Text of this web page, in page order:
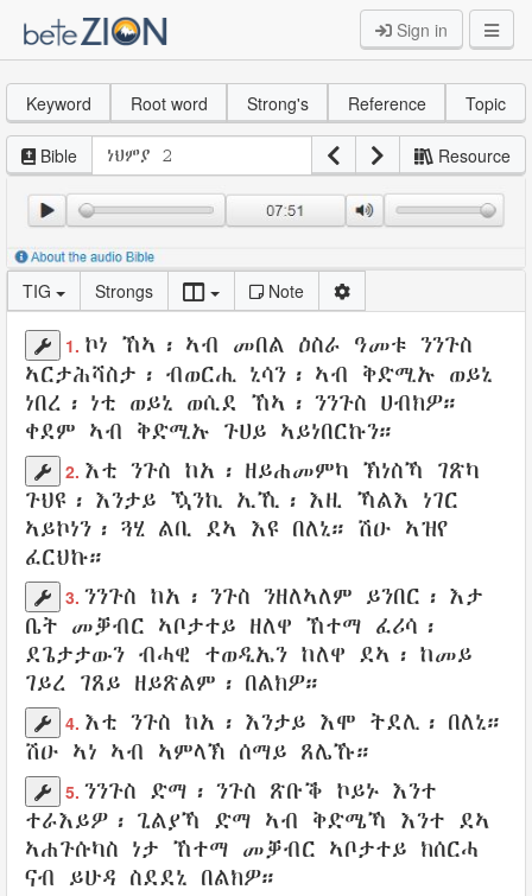
Sign in
Keyword Root word Strong's Reference Topic
Bible Resource
TIG Strongs Note
1. ኮነ ኸኣ፡ ኣብ መበል ዕስራ ዓመቱ ንንጉስ
ኣርታሕሻስታ ፡ ብወርሒ ኒሳን ፡ ኣብ ቅድሚኡ ወይኒ
ነበረ፡ ነቲ ወይኒ ወሲደ ኸኣ፡ ንንጉስ ሀብክዎ።
ቀደም ኣብ ቅድሚኡ ጉሀይ ኣይነበርኩን።
2. እቲ ንጉስ ከአ ፡ ዘይሐመምካ ኽነስኻ ገጽካ
ጉህዩ ፡ እንታይ ዃንኪ ኢኺ፡ እዚ ኻልእ ነገር
ኣይኮነን፡ ጓሂ ልቢ ደኣ እዩ በለኒ። ሽዑ ኣዝየ
ፈርህኩ።
3. ንንጉስ ከአ ፡ ንጉስ ንዘለኣለም ይንበር ፡ እታ
ቤት መቓብር ኣቦታተይ ዘለዋ ኸተማ ፈሪሳ ፡
ደጌታታውን ብሓዊ ተወዲኤን ከለዋ ደኣ፡ ከመይ
ገይረ ገጸይ ዘይጽልም ፡ በልክዎ።
4. እቲ ንጉስ ከአ ፡ እንታይ እሞ ትደሊ ፡ በለኒ።
ሽዑ ኣነ ኣብ ኣምላኽ ሰማይ ጸሌኹ።
5. ንንጉስ ድማ ፡ ንጉስ ጽቡቕ ኮይኑ እንተ
ተራእይዎ፡ ጊልያኻ ድማ ኣብ ቅድሜኻ እንተ ደኣ
ኣሐጉሱካስ ነታ ኸተማ መቓብር ኣቦታተይ ክሰርሓ
ናብ ይሁዳ ስደደኒ በልክዎ።